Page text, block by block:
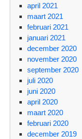
april 2021
maart 2021
februari 2021
januari 2021
december 2020
november 2020
september 2020
juli 2020
juni 2020
april 2020
maart 2020
februari 2020
december 2019